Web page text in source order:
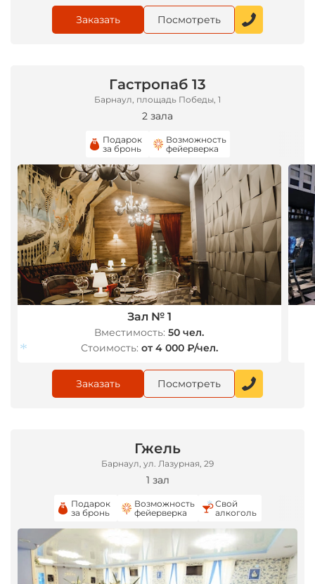
Заказать Посмотреть
Гастропаб 13
Барнаул, площадь Победы, 1
2 зала
Подарок
за бронь
Возможность
фейерверка
Зал № 1
Вместимость: 50 чел.
Стоимость: от 4 000 ₽/чел.
Заказать Посмотреть
Гжель
Барнаул, ул. Лазурная, 29
1 зал
Подарок
за бронь
Возможность
фейерверка
Свой
алкоголь
*